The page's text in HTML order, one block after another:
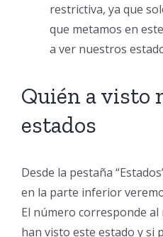
restrictiva, ya que
que metamos en
a ver nuestros
Quién a visto
estados
Desde la pestaña
en la parte inferior
El número corresponde
han visto este estado y si